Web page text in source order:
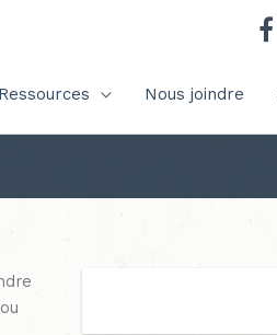
Nous joindre